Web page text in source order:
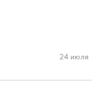
24 июля